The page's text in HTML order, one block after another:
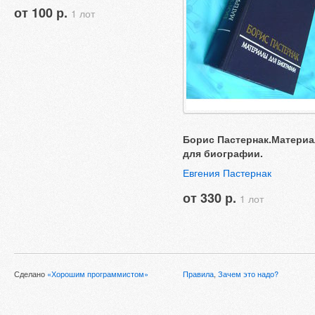
от 100 р. 1 лот
Борис
для биографии.
Евгения Пастернак
от 330 р. 1 лот
Сделано «Хорошим программистом» Правила, Зачем это надо?